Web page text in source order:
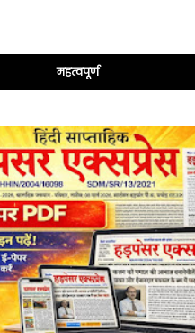
महत्वपूर्ण